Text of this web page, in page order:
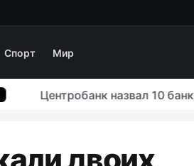
Спорт Мир
Центробанк назвал 10